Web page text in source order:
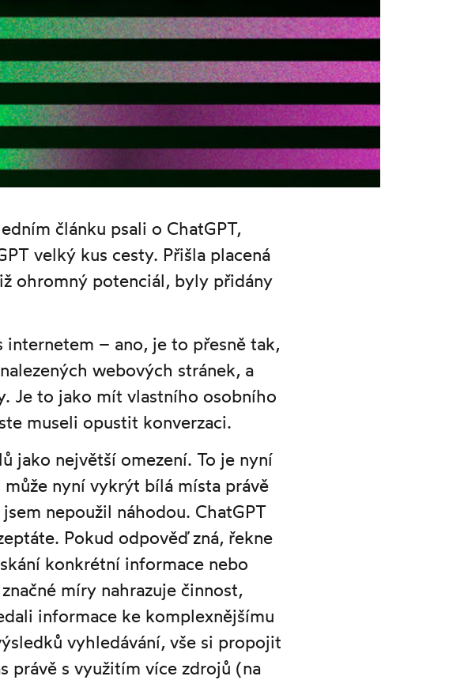
článku psali o ChatGPT,
velký kus cesty. Přišla placená
ohromný potenciál, byly přidány
– ano, je to přesně tak,
webových stránek, a
Je to jako mít vlastního osobního
museli opustit konverzaci.
jako největší omezení. To je nyní
nyní vykrýt bílá místa právě
nepoužil náhodou. ChatGPT
Pokud odpověď zná, řekne
konkrétní informace nebo
míry nahrazuje činnost,
informace ke komplexnějšímu
vyhledávání, vše si propojit
právě s využitím více zdrojů (na